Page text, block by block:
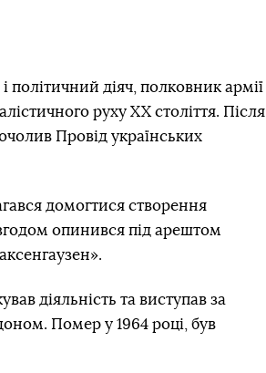
діяч, полковник армії
руху XX століття. Після
Провід українських
домогтися створення
опинився під арештом
діяльність та виступав за
Помер у 1964 році, був